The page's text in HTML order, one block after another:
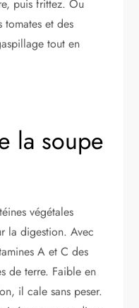
puis frittez. Ou
et des
tout en
la soupe
végétales
la digestion. Avec
A et C des
de terre. Faible en
il cale sans peser.